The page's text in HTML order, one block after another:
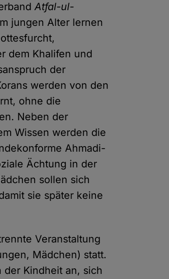
Atfal-ul-
jungen Alter lernen
dem Khalifen und
der
werden von den
ohne die
Neben der
Wissen werden die
Ahmadi-
Ächtung in der
sollen sich
sie später keine
Veranstaltung
Mädchen) statt.
Kindheit an, sich